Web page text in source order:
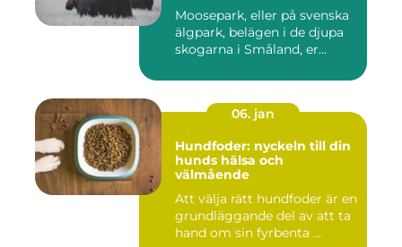
Moosepark, eller på svenska
älgpark, belägen i de djupa
skogarna i Småland, er...
06. jan
Hundfoder: nyckeln till din
hunds hälsa och
välmående
Att välja rätt hundfoder är en
grundläggande del av att ta
hand om sin fyrbenta ...